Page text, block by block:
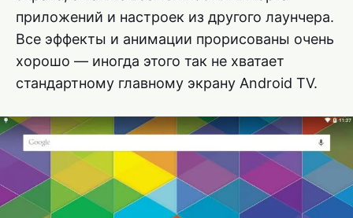
приложений и настроек из другого лаунчера.
Все эффекты и анимации прорисованы очень
хорошо — иногда этого так не хватает
стандартному главному экрану Android TV.